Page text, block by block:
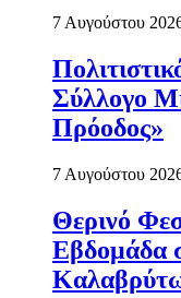
7 Αυγούστου
Σύλλογο
Πρόοδος»
7 Αυγούστου
Θερινό
Εβδομάδα